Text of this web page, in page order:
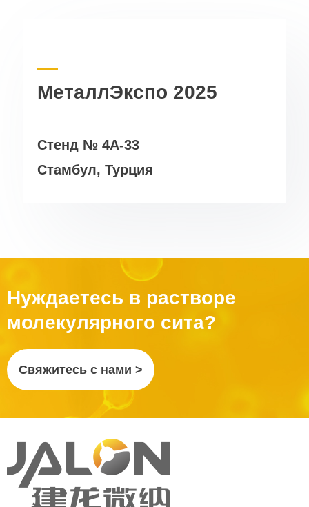
МеталлЭкспо 2025
Стенд № 4A-33
Стамбул, Турция
Нуждаетесь в растворе
молекулярного сита?
Свяжитесь с нами >